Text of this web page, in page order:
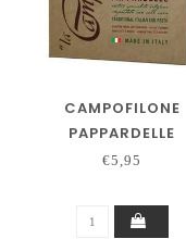
CAMPOFILONE
PAPPARDELLE
€5,95